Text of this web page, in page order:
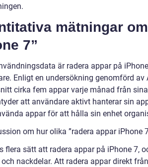
mätningar
7”
är radera appar på
Enligt en undersökning genomförd av
cirka fem appar varje månad från
att användare aktivt hanterar sin
appar för att hålla sin enhet
om hur olika ”radera appar iPhone
flera sätt att radera appar på iPhone 7,
nackdelar. Att radera appar direkt